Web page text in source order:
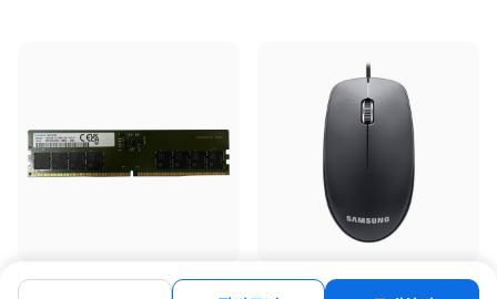
[삼성전자] 삼성 DDR5 PC5-44800
[삼성전자] 유선 광마우스, SPA-